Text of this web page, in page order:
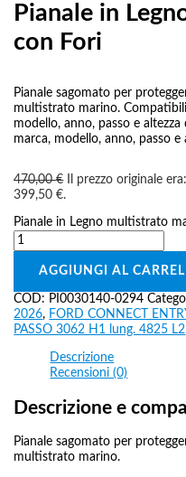
Pianale in
con Fori
470,00€ Il prezzo originale
399,50 €.
Pianale sagomato per
multistrato marino.
modello, anno, passo e
marca, modello, anno, passo
Pianale in Legno multistrato
AGGIUNGI AL
COD: PI0030140-0294
2026, FORD CONNECT
PASSO 3062 H1 lung. 4825 L2
Descrizione
Recensioni (0)
Descrizione e
Pianale sagomato per
multistrato marino.